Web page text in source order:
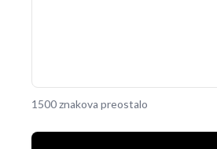
1500 znakova preostalo